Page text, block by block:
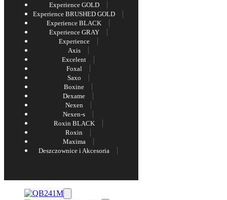
Experience GOLD
Experience BRUSHED GOLD
Experience BLACK
Experience GRAY
Experience
Axis
Excelent
Foxal
Saxo
Boxine
Dexame
Nexen
Nexen-s
Roxin BLACK
Roxin
Maxima
Deszczownice i Akcesoria